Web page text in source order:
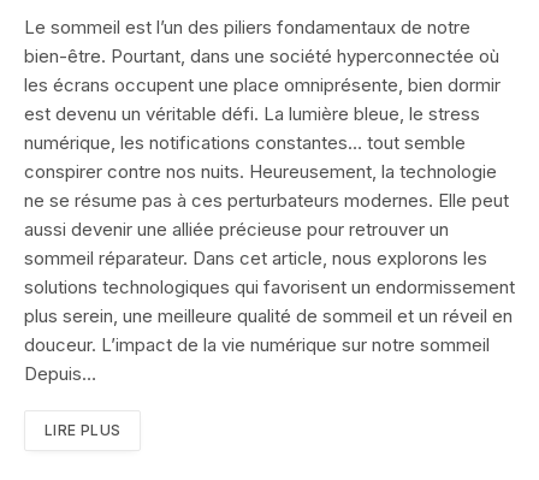
Le sommeil est l’un des piliers fondamentaux de notre
bien-être. Pourtant, dans une société hyperconnectée où
les écrans occupent une place omniprésente, bien dormir
est devenu un véritable défi. La lumière bleue, le stress
numérique, les notifications constantes… tout semble
conspirer contre nos nuits. Heureusement, la technologie
ne se résume pas à ces perturbateurs modernes. Elle peut
aussi devenir une alliée précieuse pour retrouver un
sommeil réparateur. Dans cet article, nous explorons les
solutions technologiques qui favorisent un endormissement
plus serein, une meilleure qualité de sommeil et un réveil en
douceur. L’impact de la vie numérique sur notre sommeil
Depuis…
LIRE PLUS